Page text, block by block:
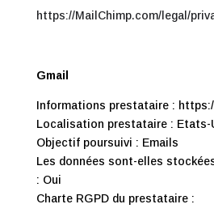
https://MailChimp.com/legal/
Gmail
Informations prestataire :
Localisation prestataire : Etats-
Objectif poursuivi : Emails
Les données sont-elles
: Oui
Charte RGPD du prestataire :